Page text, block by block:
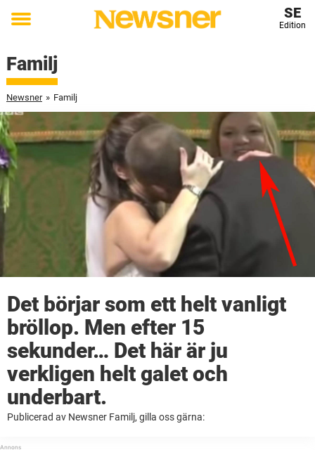
Toggle
SE
Edition
Familj
Newsner » Familj
Det börjar som ett helt vanligt
bröllop. Men efter 15
sekunder… Det här är ju
verkligen helt galet och
underbart.
Publicerad av Newsner Familj, gilla oss gärna: